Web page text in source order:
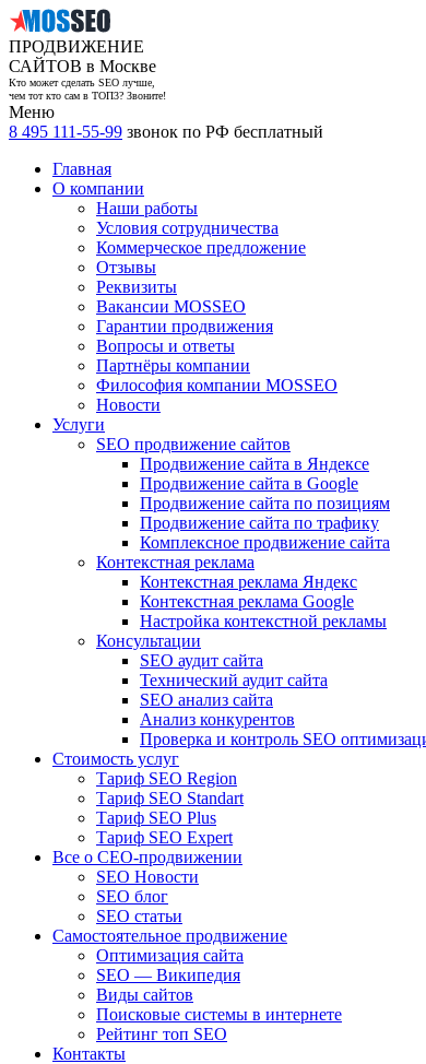
ПРОДВИЖЕНИЕ
САЙТОВ в Москве
Кто может сделать SEO лучше,
чем тот кто сам в ТОП3? Звоните!
Меню
8 495 111-55-99 звонок по РФ бесплатный
Главная
О компании
Наши работы
Условия сотрудничества
Коммерческое предложение
Отзывы
Реквизиты
Вакансии MOSSEO
Гарантии продвижения
Вопросы и ответы
Партнёры компании
Философия компании MOSSEO
Новости
Услуги
SEO продвижение сайтов
Продвижение сайта в Яндексе
Продвижение сайта в Google
Продвижение сайта по позициям
Продвижение сайта по трафику
Комплексное продвижение сайта
Контекстная реклама
Контекстная реклама Яндекс
Контекстная реклама Google
Настройка контекстной рекламы
Консультации
SEO аудит сайта
Технический аудит сайта
SEO анализ сайта
Анализ конкурентов
Проверка и контроль SEO
Стоимость услуг
Тариф SEO Region
Тариф SEO Standart
Тариф SEO Plus
Тариф SEO Expert
Все о СЕО-продвижении
SEO Новости
SEO блог
SEO статьи
Самостоятельное продвижение
Оптимизация сайта
SEO — Википедия
Виды сайтов
Поисковые системы в интернете
Рейтинг топ SEO
Контакты